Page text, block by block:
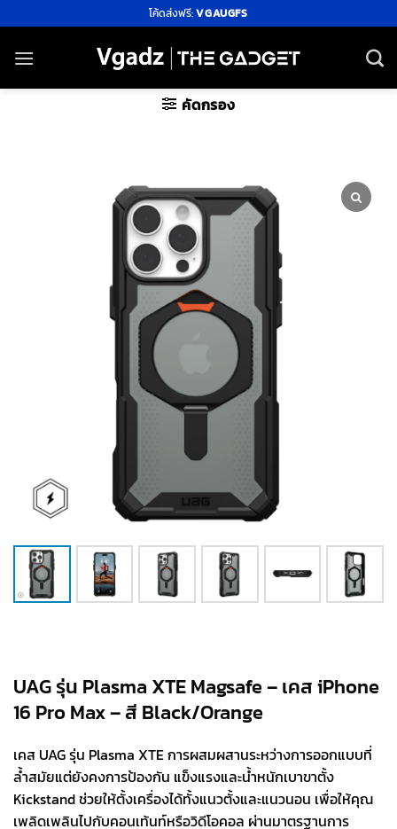
ไป
ยัง
โค้ดส่งฟรี:VGAUGFS
คัดกรอง
UAG รุ่น Plasma XTE Magsafe – เคส iPhone
16 Pro Max – สี Black/Orange
เคส UAG รุ่น Plasma XTE การผสมผสานระหว่างการออกแบบที่
ล้ำสมัยแต่ยังคงการป้องกัน แข็งแรงและน้ำหนักเบาขาตั้ง
Kickstand ช่วยให้ตั้งเครื่องได้ทั้งแนวตั้งและแนวนอน เพื่อให้คุณ
เพลิดเพลินไปกับคอนเท้นท์หรือวิดีโอคอล ผ่านมาตรฐานการ